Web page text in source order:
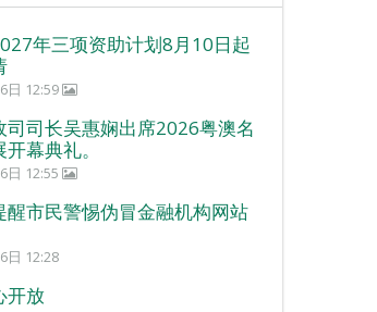
年三项资助计划8月10日起
日 12:59
司司长吴惠娴出席2026粤澳名
幕典礼。
日 12:55
醒市民警惕伪冒金融机构网站
日 12:28
开放